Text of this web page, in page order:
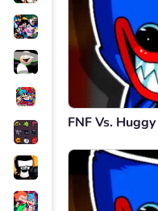
FNF Vs.